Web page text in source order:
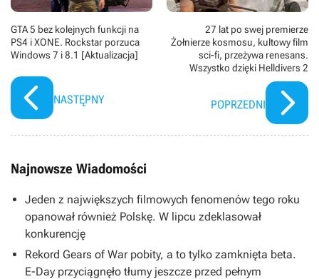
GTA 5 bez kolejnych funkcji na
PS4 i XONE. Rockstar porzuca
Windows 7 i 8.1 [Aktualizacja]
NASTĘPNY
27 lat po swej premierze
Żołnierze kosmosu, kultowy film
sci-fi, przeżywa renesans.
Wszystko dzięki Helldivers 2
POPRZEDNI
Najnowsze Wiadomości
Jeden z największych filmowych fenomenów tego roku
opanował również Polskę. W lipcu zdeklasował
konkurencję
Rekord Gears of War pobity, a to tylko zamknięta beta.
E-Day przyciągnęło tłumy jeszcze przed pełnym